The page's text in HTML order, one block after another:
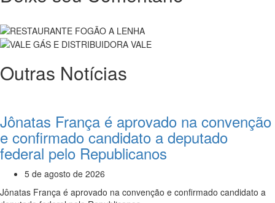
Outras Notícias
Jônatas França é aprovado na convenção
e confirmado candidato a deputado
federal pelo Republicanos
5 de agosto de 2026
Jônatas França é aprovado na convenção e confirmado candidato a